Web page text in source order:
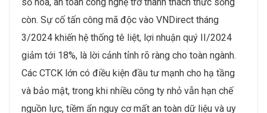
còn. Sự cố tấn công mã độc vào VNDirect tháng
3/2024 khiến hệ thống tê liệt, lợi nhuận quý II/2024
giảm tới 18%, là lời cảnh tỉnh rõ ràng cho toàn ngành.
Các CTCK lớn có điều kiện đầu tư mạnh cho hạ tầng
và bảo mật, trong khi nhiều công ty nhỏ vẫn hạn chế
nguồn lực, tiềm ẩn nguy cơ mất an toàn dữ liệu và uy